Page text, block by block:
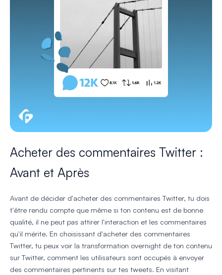
Acheter des commentaires Twitter :
Avant et Après
Avant de décider d'acheter des commentaires Twitter, tu dois
t'être rendu compte que même si ton contenu est de bonne
qualité, il ne peut pas attirer l'interaction et les commentaires
qu'il mérite. En choisissant d'acheter des commentaires
Twitter, tu peux voir la transformation overnight de ton contenu
sur Twitter, comment les utilisateurs sont occupés à envoyer
des commentaires pertinents sur tes tweets. En visitant